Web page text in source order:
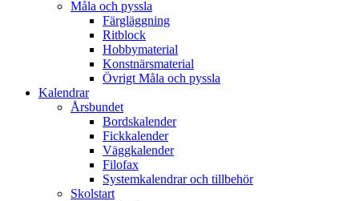
Måla och pyssla
Färgläggning
Ritblock
Hobbymaterial
Konstnärsmaterial
Övrigt Måla och pyssla
Kalendrar
Årsbundet
Bordskalender
Fickkalender
Väggkalender
Filofax
Systemkalendrar och tillbehör
Skolstart